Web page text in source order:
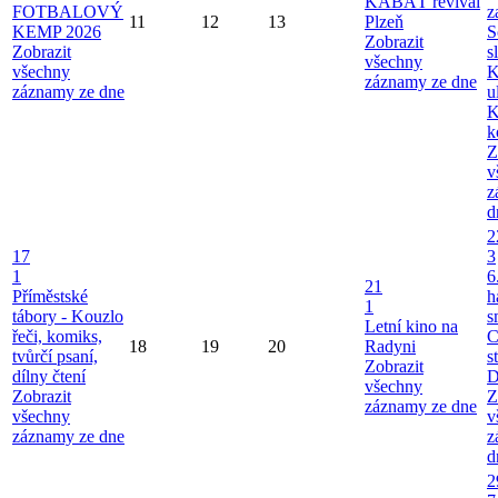
FOTBALOVÝ
KEMP 2026
Zobrazit
všechny
záznamy ze dne
11 12 13
Plzeň
Zobrazit
všechny
záznamy ze dne
17
1
Příměstské
tábory - Kouzlo
řeči, komiks,
tvůrčí psaní,
dílny čtení
Zobrazit
všechny
záznamy ze dne
18 19 20
21
1
Letní kino na
Radyni
Zobrazit
všechny
záznamy ze dne
3